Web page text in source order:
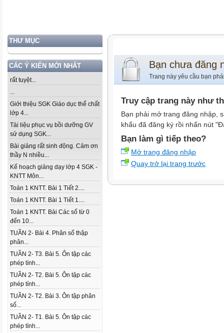
THƯ MỤC
CÁC Ý KIẾN MỚI NHẤT
rất tuyệt...
...
Giới thiệu SGK Giáo dục thể chất
lớp 4...
Tài liệu phục vụ bồi dưỡng GV
sử dụng SGK...
Bài giảng rất sinh động. Cảm ơn
thầy N nhiều...
Kế hoạch giảng dạy lớp 4 SGK -
KNTT Môn...
Toán 1 KNTT. Bài 1 Tiết 2....
Toán 1 KNTT. Bài 1 Tiết 1....
Toán 1 KNTT. Bài Các số từ 0
đến 10...
TUẦN 2- Bài 4. Phân số thập
phân...
TUẦN 2- T3. Bài 5. Ôn tập các
phép tính...
TUẦN 2- T2. Bài 5. Ôn tập các
phép tính...
TUẦN 2- T2. Bài 3. Ôn tập phân
số...
TUẦN 2- T1. Bài 5. Ôn tập các
phép tính...
Bạn chưa đăng
Trang này yêu cầu bạn
Truy cập trang này như
Bạn phải mở trang đăng nhập,
khẩu đã đăng ký rồi nhấn nút
Bạn làm gì tiếp theo?
Mở trang đăng nhập
Quay trở lại trang trước